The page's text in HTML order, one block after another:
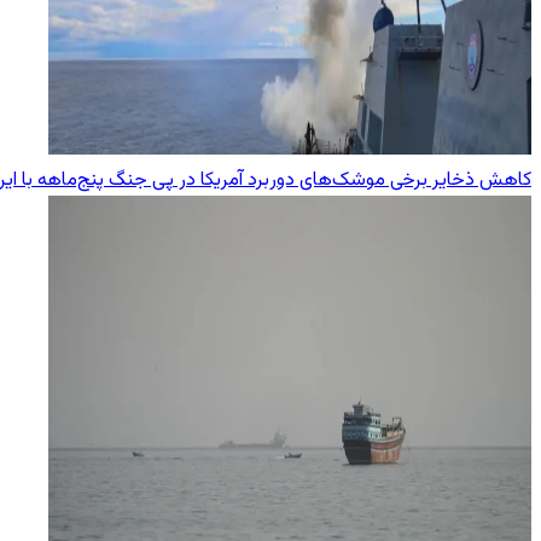
کاهش ذخایر برخی موشک‌های دوربرد آمریکا در پی جنگ پنج‌ماهه با